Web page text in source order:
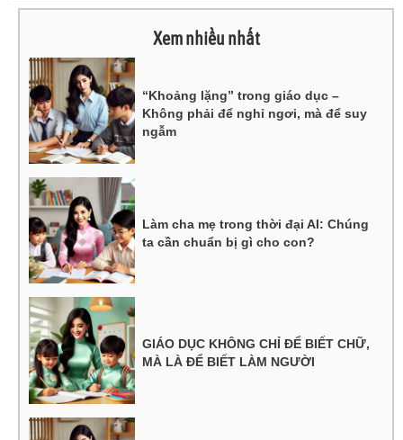
Xem nhiều nhất
“Khoảng lặng” trong giáo dục –
Không phải để nghỉ ngơi, mà để suy
ngẫm
Làm cha mẹ trong thời đại AI: Chúng
ta cần chuẩn bị gì cho con?
GIÁO DỤC KHÔNG CHỈ ĐỂ BIẾT CHỮ,
MÀ LÀ ĐỂ BIẾT LÀM NGƯỜI